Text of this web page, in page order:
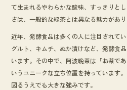
て生まれるやわらかな酸味、すっきりと
さは、一般的な緑茶とは異なる魅力があ
近年、発酵食品は多くの人に注目されて
グルト、キムチ、ぬか漬けなど、発酵食
います。その中で、阿波晩茶は「お茶で
いうユニークな立ち位置を持っています
図るうえでも大きな強みです。